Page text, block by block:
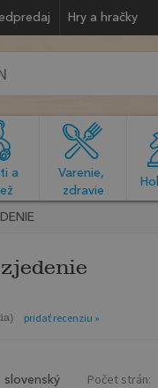
Hry a hračky
a
Varenie,
zdravie
) pridať recenziu »
slovenský Počet strán: